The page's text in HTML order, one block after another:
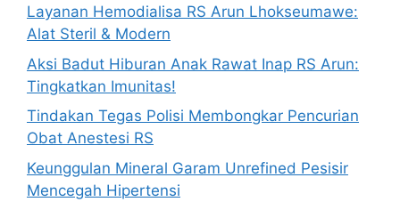
Layanan Hemodialisa RS Arun Lhokseumawe:
Alat Steril & Modern
Aksi Badut Hiburan Anak Rawat Inap RS Arun:
Tingkatkan Imunitas!
Tindakan Tegas Polisi Membongkar Pencurian
Obat Anestesi RS
Keunggulan Mineral Garam Unrefined Pesisir
Mencegah Hipertensi